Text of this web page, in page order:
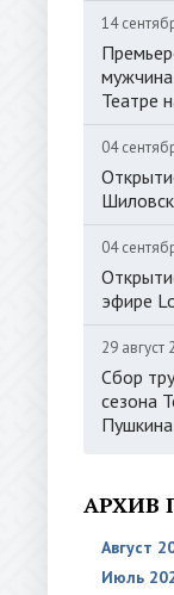
14
Театре
04
04
эфире
29 август
Сбор
сезона
Пушкина
АРХИВ
Август
Июль